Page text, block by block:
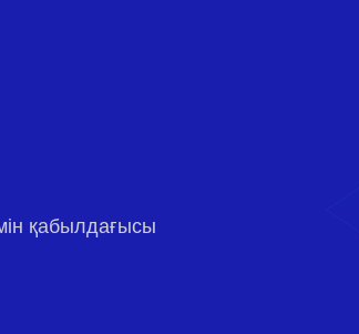
қабылдағысы